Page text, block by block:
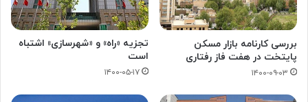
بررسی کارنامه بازار مسکن
پایتخت در هفت فاز رفتاری
۱۴۰۰-۰۹-۰۳
تجزیه «راه» و «شهرسازی» اشتباه
است
۱۴۰۰-۰۵-۱۷